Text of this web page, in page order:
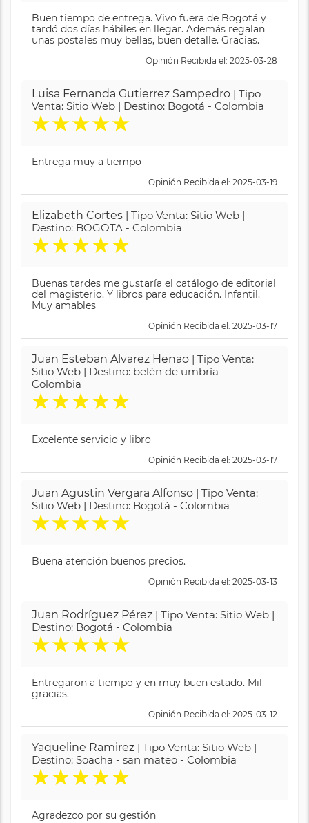
Buen tiempo de entrega. Vivo fuera de Bogotá y
tardó dos días hábiles en llegar. Además regalan
unas postales muy bellas, buen detalle. Gracias.
Opinión Recibida el: 2025-03-28
Luisa Fernanda Gutierrez Sampedro | Tipo
Venta: Sitio Web | Destino: Bogotá - Colombia
★★★★★
Entrega muy a tiempo
Opinión Recibida el: 2025-03-19
Elizabeth Cortes | Tipo Venta: Sitio Web |
Destino: BOGOTA - Colombia
★★★★★
Buenas tardes me gustaría el catálogo de editorial
del magisterio. Y libros para educación. Infantil.
Muy amables
Opinión Recibida el: 2025-03-17
Juan Esteban Alvarez Henao | Tipo Venta:
Sitio Web | Destino: belén de umbría -
Colombia
★★★★★
Excelente servicio y libro
Opinión Recibida el: 2025-03-17
Juan Agustin Vergara Alfonso | Tipo Venta:
Sitio Web | Destino: Bogotá - Colombia
★★★★★
Buena atención buenos precios.
Opinión Recibida el: 2025-03-13
Juan Rodríguez Pérez | Tipo Venta: Sitio Web |
Destino: Bogotá - Colombia
★★★★★
Entregaron a tiempo y en muy buen estado. Mil
gracias.
Opinión Recibida el: 2025-03-12
Yaqueline Ramirez | Tipo Venta: Sitio Web |
Destino: Soacha - san mateo - Colombia
★★★★★
Agradezco por su gestión